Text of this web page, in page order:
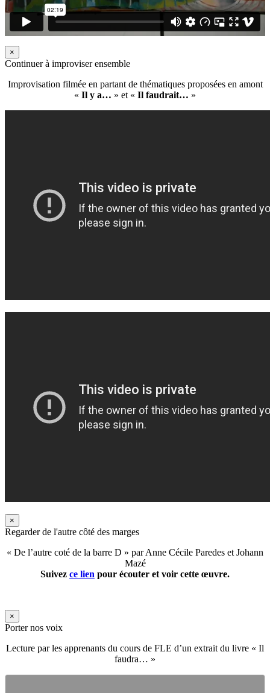
×
Continuer à improviser ensemble
Improvisation filmée en partant de thématiques proposées en amont
« Il y a… » et « Il faudrait… »
×
Regarder de l'autre côté des marges
« De l’autre coté de la barre D » par Anne Cécile Paredes et Johann
Mazé
Suivez ce lien pour écouter et voir cette œuvre.
×
Porter nos voix
Lecture par les apprenants du cours de FLE d’un extrait du livre « Il
faudra… »